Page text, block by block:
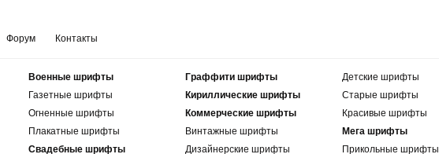
Форум Контакты
Военные шрифты
Газетные шрифты
Огненные шрифты
Плакатные шрифты
Свадебные шрифты
Граффити шрифты
Кириллические шрифты
Коммерческие шрифты
Винтажные шрифты
Дизайнерские шрифты
Детские шрифты
Старые шрифты
Красивые шрифты
Мега шрифты
Прикольные шрифты